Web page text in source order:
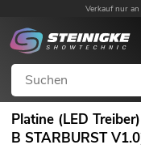
Verkauf nur an
Platine (LED
B STARBURST